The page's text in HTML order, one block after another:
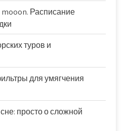
Расписание
туров и
для умягчения
просто о сложной